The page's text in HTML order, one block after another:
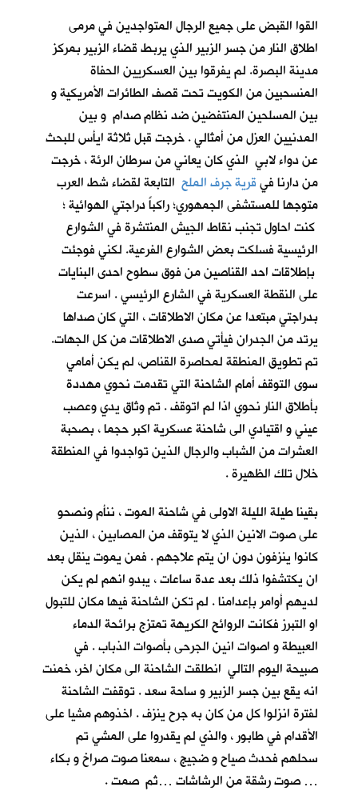
القوا القبض على جميع الرجال المتواجدين في مرمى
اطلاق النار من جسر الزبير الذي يربط قضاء الزبير بمركز
مدينة البصرة. لم يفرقوا بين العسكريين الحفاة
المنسحبين من الكويت تحت قصف الطائرات الأمريكية و
بين المسلحين المنتفضين ضد نظام صدام و بين
المدنيين العزل من أمثالي . خرجت قبل ثلاثة ايأس للبحث
عن دواء لابي الذي كان يعاني من سرطان الرئة ، خرجت
من دارنا فيقرية جرف الملح التابعة لقضاء شط العرب
متوجها للمستشفى الجمهوري؛ راكباً دراجتي الهوائية ؛
كنت احاول تجنب نقاط الجيش المنتشرة في الشوارع
الرئيسية فسلكت بعض الشوارع الفرعية. لكني فوجئت
بإطلاقات احد القناصين من فوق سطوح احدى البنايات
على النقطة العسكرية في الشارع الرئيسي . اسرعت
بدراجتي مبتعدا عن مكان الاطلاقات ، التي كان صداها
يرتد من الجدران فيأتي صدى الاطلاقات من كل الجهات.
تم تطويق المنطقة لمحاصرة القناص، لم يكن أمامي
سوى التوقف أمام الشاحنة التي تقدمت نحوي مهددة
بأطلاق النار نحوي اذا لم اتوقف . تم وثاق يدي وعصب
عيني و اقتيادي الى شاحنة عسكرية اكبر حجما ، بصحبة
العشرات من الشباب والرجال الذين تواجدوا في المنطقة
خلال تلك الظهيرة .
بقينا طيلة الليلة الاولى في شاحنة الموت ، ننأم ونصحو
على صوت الانين الذي لا يتوقف من المصابين ، الذين
كانوا ينزفون دون ان يتم علاجهم . فمن يموت ينقل بعد
ان يكتشفوا ذلك بعد عدة ساعات ، يبدو انهم لم يكن
لديهم أوامر بإعدامنا . لم تكن الشاحنة فيها مكان للتبول
او التبرز فكانت الروائح الكريهة تمتزج برائحة الدماء
العبيطة و اصوات انين الجرحى بأصوات الذباب . في
صبيحة اليوم التالي انطلقت الشاحنة الى مكان اخر، خمنت
انه يقع بين جسر الزبير و ساحة سعد . توقفت الشاحنة
لفترة انزلوا كل من كان به جرح ينزف . اخذوهم مشيا على
الأقدام في طابور ، والذي لم يقدروا على المشي تم
سحلهم فحدث صياح و ضجيج ، سمعنا صوت صراخ و بكاء
… صوت رشقة من الرشاشات …ثم صمت .